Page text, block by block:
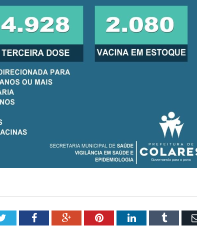
TwitterFacebookGoogle+PinterestLinkedInTumblr